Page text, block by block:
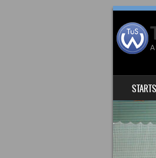
MENU
SKIP TO